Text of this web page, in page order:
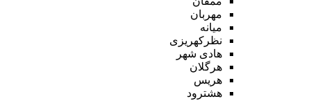
مهربان
میانه
نظرکهریزی
هادی شهر
هرگلان
هریس
هشترود